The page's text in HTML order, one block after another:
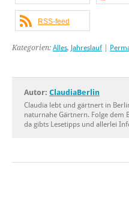
RSS-feed
Kategorien: Alles, Jahreslauf|
Autor: ClaudiaBerlin
Claudia lebt und gärtnert in
naturnahe Gärtnern. Folge dem
da gibts Lesetipps und allerlei